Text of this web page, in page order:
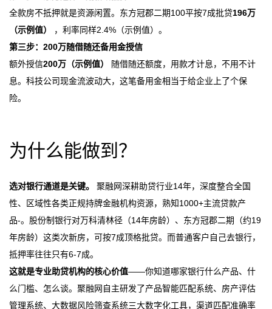
全款房不抵押就是资源闲置。东方冠郡二期100平按7成批贷196万
（示例值）
，利率同样2.4%（示例值）。
第三步：200万随借随还备用金授信
额外授信200万（示例值）
随借随还额度，用款才计息，不用不计
息。科技公司现金流波动大，这笔备用金相当于给企业上了个保
险。
为什么能做到？
选对银行通道是关键。
聚融网深耕助贷行业14年，深度整合全国
性、区域性各类正规持牌金融机构资源，熟知1000+主流贷款产
品-。股份制银行对万科清林径（14年房龄）、东方冠郡二期（约19
年房龄）这类次新房，可按7成顶格批贷。而普通客户自己去银行，
抵押率往往只有6-7成。
这就是专业助贷机构的核心价值——你知道哪家银行什么产品、什
么门槛、怎么谈。聚融网自主研发了产品智能匹配系统、房产评估
管理系统、大数据风险筛查系统三大数字化工具，渠道匹配准确率